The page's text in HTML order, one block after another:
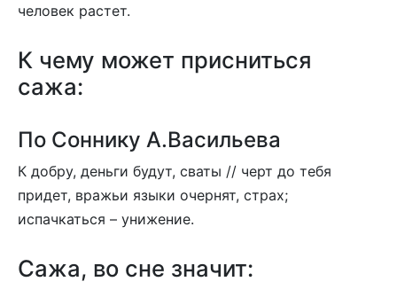
человек растет.
К чему может присниться
сажа:
По Соннику А.Васильева
К добру, деньги будут, сваты // черт до тебя
придет, вражьи языки очернят, страх;
испачкаться – унижение.
Сажа, во сне значит: